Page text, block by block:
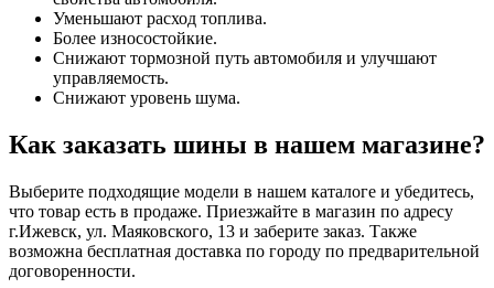
Уменьшают расход топлива.
Более износостойкие.
Снижают тормозной путь автомобиля и улучшают
управляемость.
Снижают уровень шума.
Как заказать шины в нашем магазине?
Выберите подходящие модели в нашем каталоге и убедитесь,
что товар есть в продаже. Приезжайте в магазин по адресу
г.Ижевск, ул. Маяковского, 13 и заберите заказ. Также
возможна бесплатная доставка по городу по предварительной
договоренности.